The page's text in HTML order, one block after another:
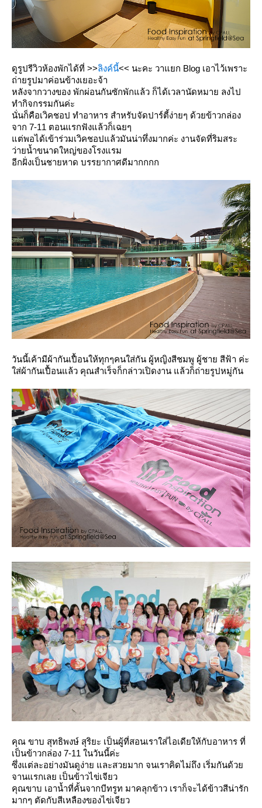
ดูรูปรีวิวห้องพักได้ที่ >>ลิงค์นี้<< นะคะ วาแยก Blog เอาไว้เพราะ
ถ่ายรูปมาค่อนข้างเยอะจ้า
หลังจากวางของ พักผ่อนกันซักพักแล้ว ก็ได้เวลานัดหมาย ลงไป
ทำกิจกรรมกันค่ะ
นั่นก็คือเวิคชอป ทำอาหาร สำหรับจัดปาร์ตี้ง่ายๆ ด้วยข้าวกล่อง
จาก 7-11 ตอนแรกฟังแล้วก็เฉยๆ
ต่พอได้เข้าร่วมเวิคชอปแล้วมันน่าทึ่งมากค่ะ งานจัดที่ริมสระ
ว่ายน้ำขนาดใหญ่ของโรงแรม
อีกฝั่งเป็นชายหาด บรรยากาศดีมากกกก
วันนี้เค้ามีผ้ากันเปื้อนให้ทุกๆคนใส่กัน ผู้หญิงสีชมพู ผู้ชาย สีฟ้า ค่ะ
ส่ผ้ากันเปื้อนแล้ว คุณสำเร็จก็กล่าวเปิดงาน แล้วก็ถ่ายรูปหมู่กัน
คุณ ขาบ สุทธิพงษ์ สุริยะ เป็นผู้ที่สอนเราใส่ไอเดียให้กับอาหาร ที่
เป็นข้าวกล่อง 7-11 ในวันนี้ค่ะ
ซึ่งแต่ละอย่างมันดูง่าย และสวยมาก จนเราคิดไม่ถึง เริ่มกันด้ว
จานแรกเลย เป็นข้าวไข่เจียว
คุณขาบ เอาน้ำที่คั้นจากบีทรูท มาคลุกข้าว เราก็จะได้ข้าวสีน่ารัก
มากๆ ตัดกับสีเหลืองของไข่เจียว